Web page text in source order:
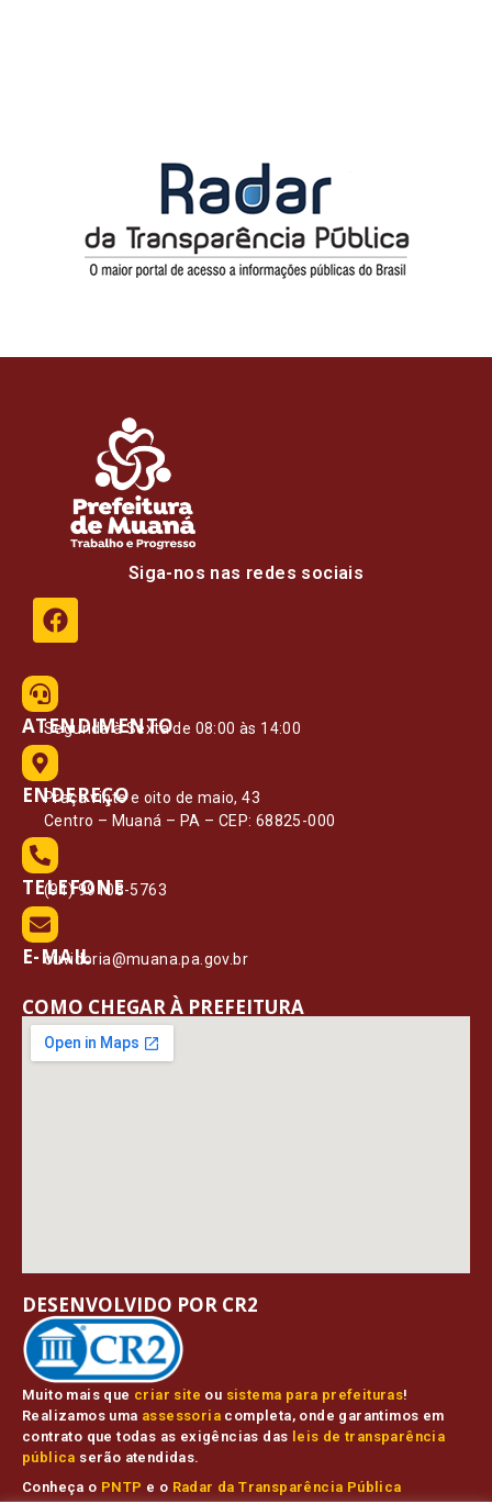
Siga-nos nas redes sociais
ATENDIMENTO
Segunda à Sexta de 08:00 às 14:00
ENDEREÇO
Praça vinte e oito de maio, 43
Centro – Muaná – PA – CEP: 68825-000
TELEFONE
(91) 99108-5763
E-MAIL
ouvidoria@muana.pa.gov.br
COMO CHEGAR À PREFEITURA
Muito mais que criar site ou sistema para prefeituras!
Realizamos uma assessoria completa, onde garantimos em
contrato que todas as exigências das leis de transparência
pública serão atendidas.
Conheça o PNTP e o Radar da Transparência Pública
DESENVOLVIDO POR CR2